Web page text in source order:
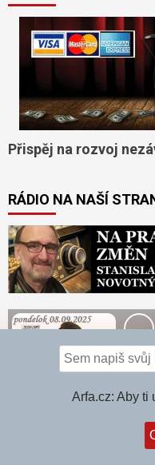
Arfa.cz: Aby ti
Přispěj na rozvoj
RÁDIO NA NAŠÍ